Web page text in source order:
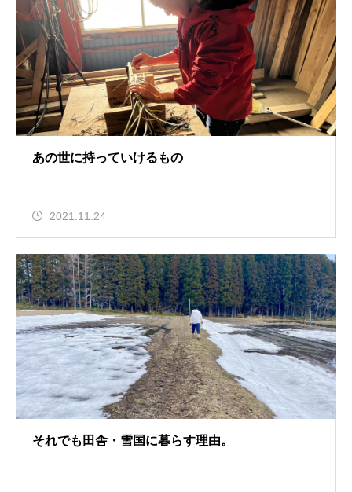
あの世に持っていけるもの
2021.11.24
それでも田舎・雪国に暮らす理由。